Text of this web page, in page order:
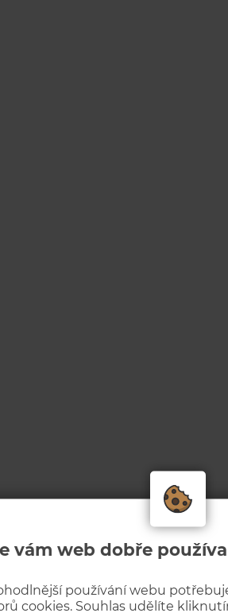
vám web dobře
používání webu
cookies. Souhlas udělíte